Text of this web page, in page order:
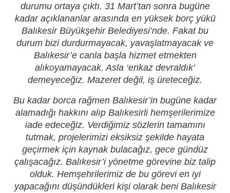
durumu ortaya çıktı. 31 Mart’tan sonra bugüne
kadar açıklananlar arasında en yüksek borç yükü
Balıkesir Büyükşehir Belediyesi’nde. Fakat bu
durum bizi durdurmayacak, yavaşlatmayacak ve
Balıkesir’e canla başla hizmet etmekten
alıkoyamayacak. Asla ‘enkaz devraldık’
demeyeceğiz. Mazeret değil, iş üreteceğiz.
Bu kadar borca rağmen Balıkesir’in bugüne kadar
alamadığı hakkını alıp Balıkesirli hemşerilerimize
iade edeceğiz. Verdiğimiz sözlerin tamamını
tutmak, projelerimizi eksiksiz şekilde hayata
geçirmek için kaynak bulacağız, gece gündüz
çalışacağız. Balıkesir’i yönetme görevine biz talip
olduk. Hemşehrilerimiz de bu görevi en iyi
yapacağını düşündükleri kişi olarak beni Balıkesir